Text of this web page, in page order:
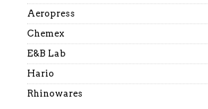
Aeropress
Chemex
E&B Lab
Hario
Rhinowares